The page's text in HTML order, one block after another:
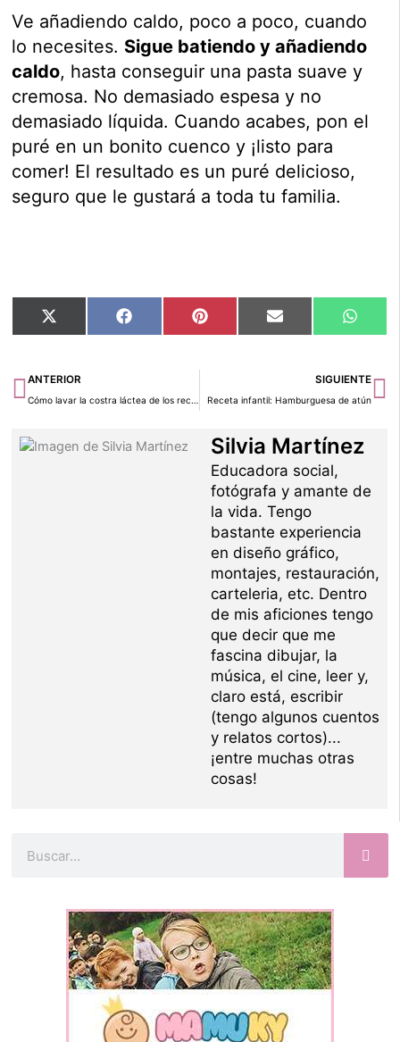
Ve añadiendo caldo, poco a poco, cuando
lo necesites. Sigue batiendo y añadiendo
caldo, hasta conseguir una pasta suave y
cremosa. No demasiado espesa y no
demasiado líquida. Cuando acabes, pon el
puré en un bonito cuenco y ¡listo para
comer! El resultado es un puré delicioso,
seguro que le gustará a toda tu familia.
Compartir
en
X
(Twitter)
Compartir
en
Facebook Compartir
en
Pinterest Compartir
en
Email
en
Ant
ANTERIOR
Cómo lavar la costra láctea de los recién nacidos
SIGUIENTE
Receta infantil: Hamburguesa de atún
Silvia Martínez
Educadora social,
fotógrafa y amante de
la vida. Tengo
bastante experiencia
en diseño gráfico,
montajes, restauración,
carteleria, etc. Dentro
de mis aficiones tengo
que decir que me
fascina dibujar, la
música, el cine, leer y,
claro está, escribir
(tengo algunos cuentos
y relatos cortos)...
¡entre muchas otras
cosas!